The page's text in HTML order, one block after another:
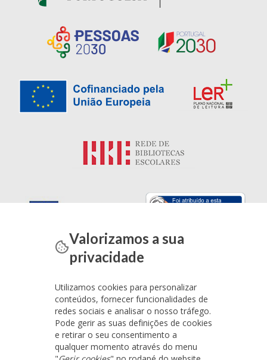
Valorizamos a sua
privacidade
Utilizamos cookies para personalizar
conteúdos, fornecer funcionalidades de
redes sociais e analisar o nosso tráfego.
Pode gerir as suas definições de cookies
e retirar o seu consentimento a
qualquer momento através do menu